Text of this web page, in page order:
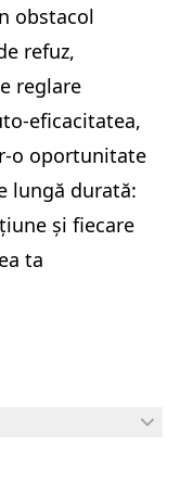
obstacol
refuz,
reglare
eficacitatea,
o oportunitate
lungă durată:
și fiecare
ta